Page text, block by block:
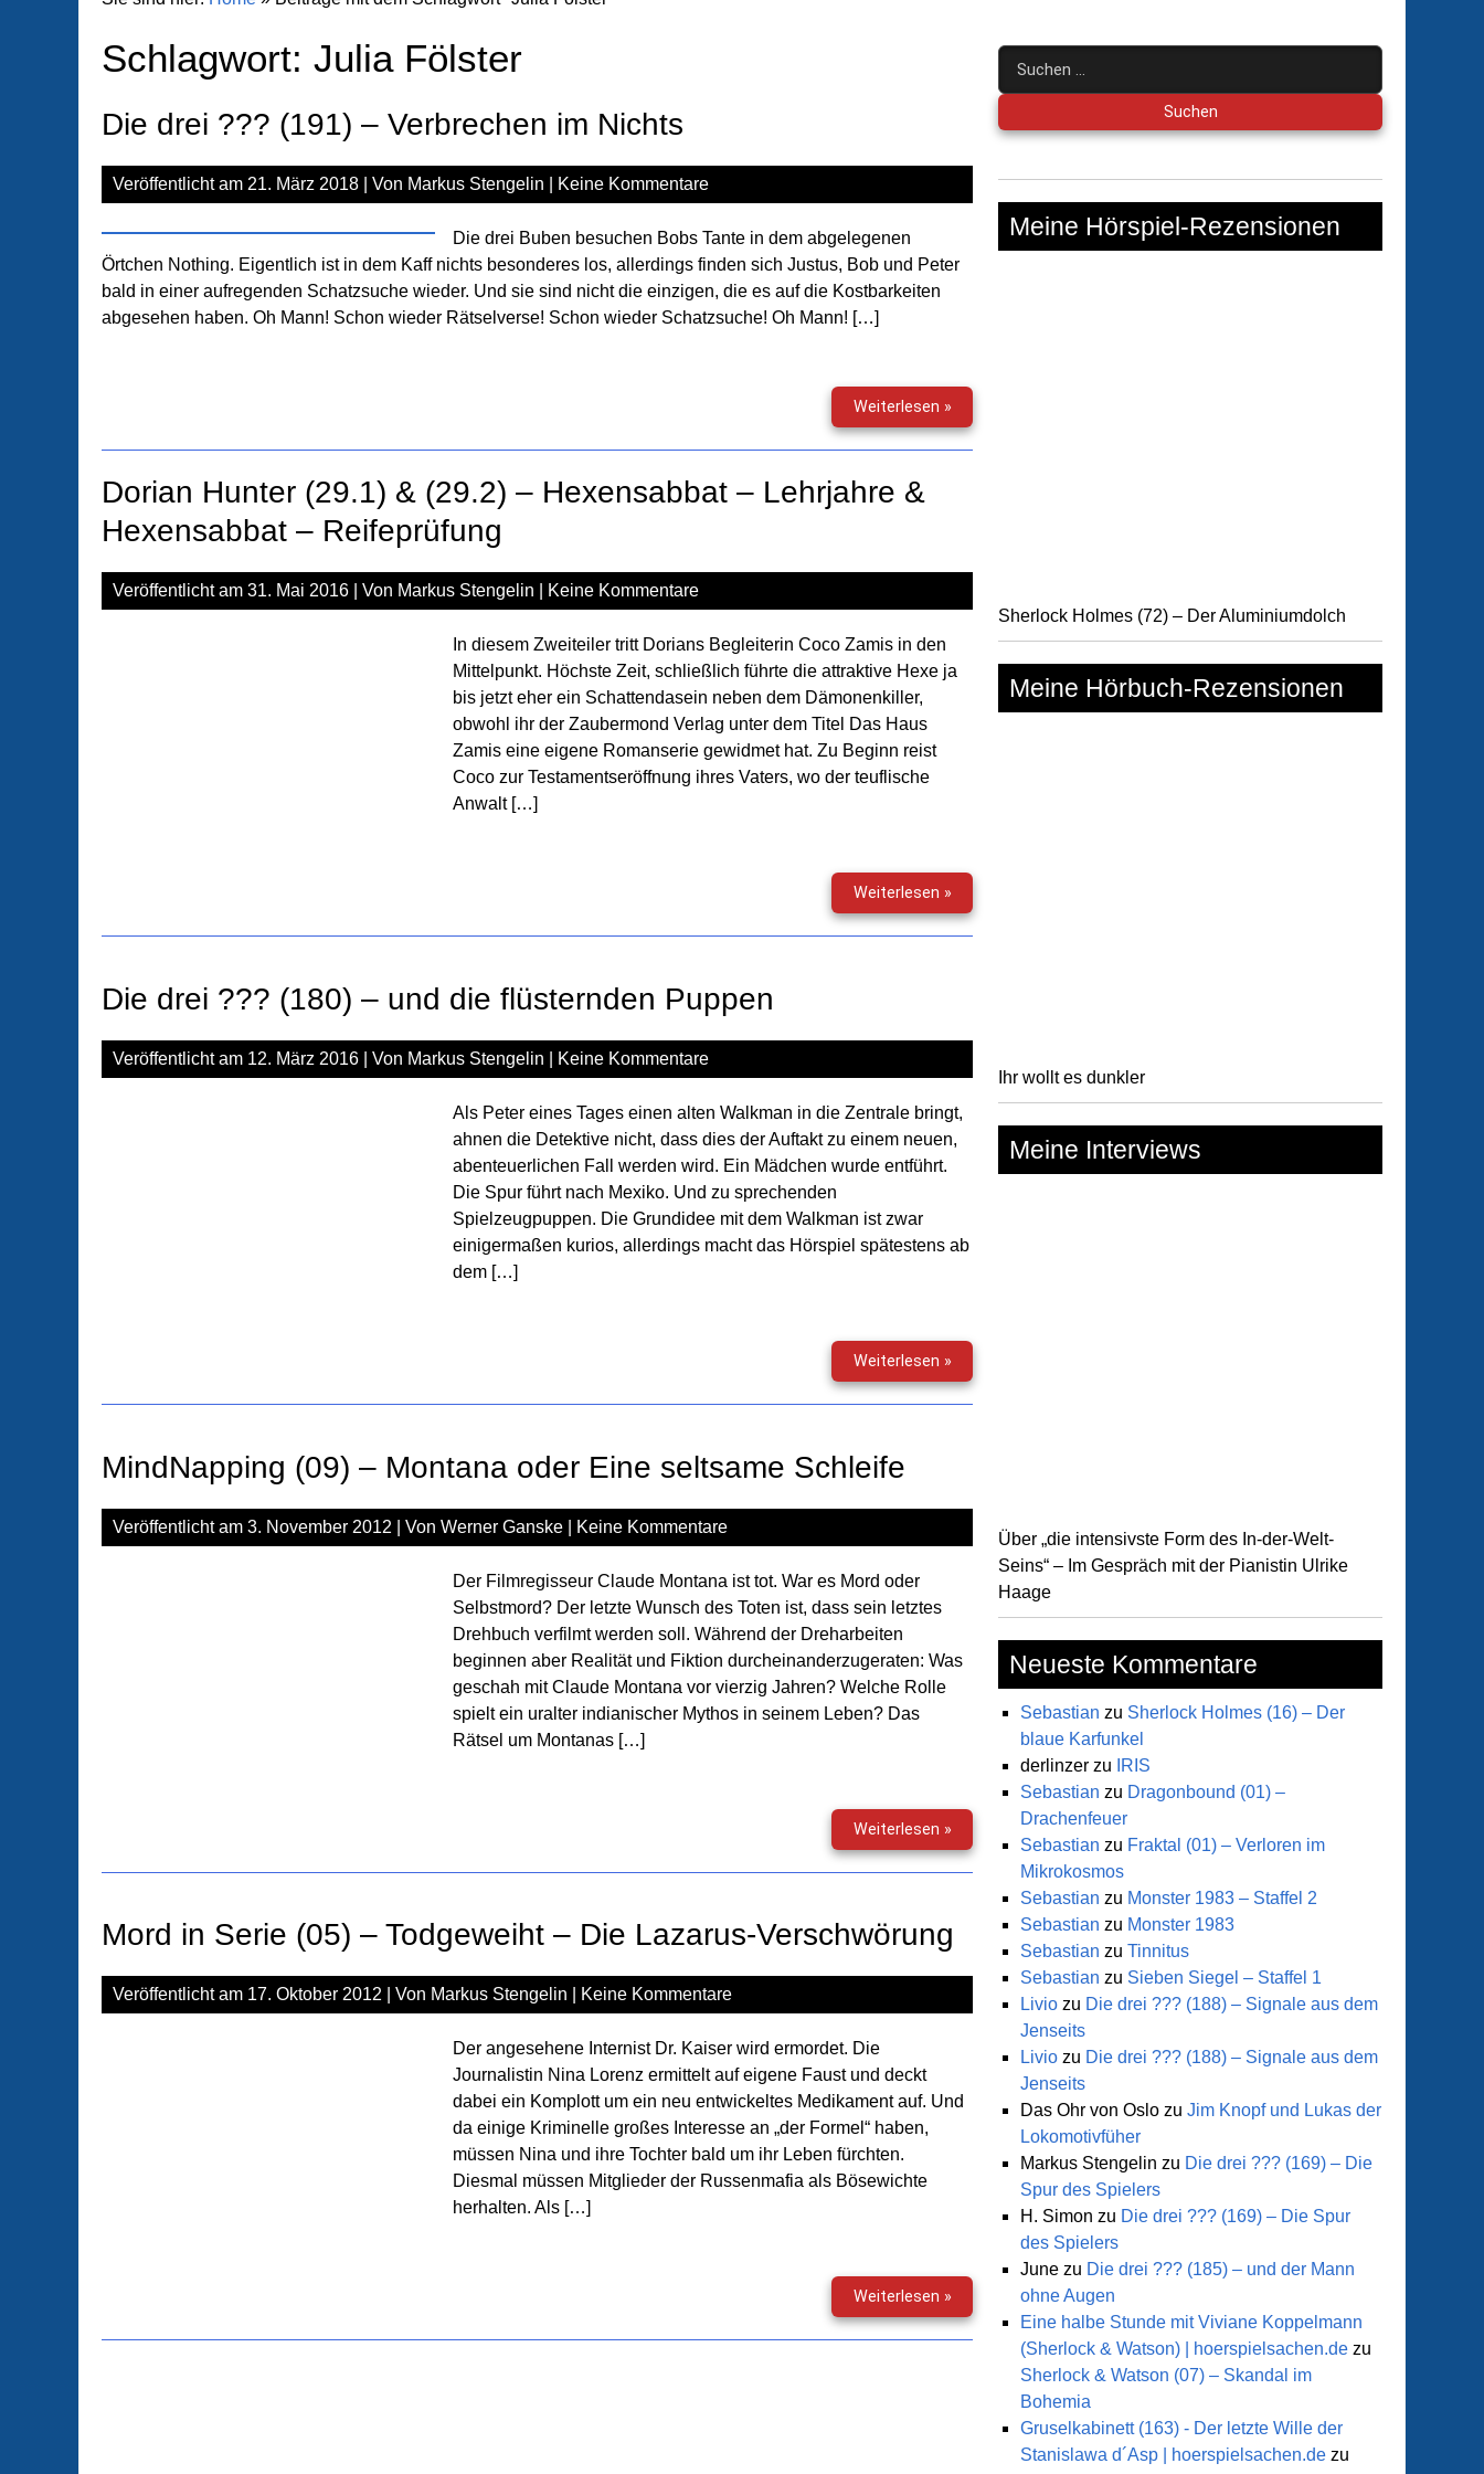
Schlagwort: Julia Fölster
Die drei ??? (191) – Verbrechen im Nichts
Veröffentlicht am 21. März 2018 | Von Markus Stengelin Keine Kommentare
Die drei Buben besuchen Bobs Tante in dem abgelegenen
Örtchen Nothing. Eigentlich ist in dem Kaff nichts besonderes los, allerdings finden sich Justus, Bob und Peter
bald in einer aufregenden Schatzsuche wieder. Und sie sind nicht die einzigen, die es auf die Kostbarkeiten
abgesehen haben. Oh Mann! Schon wieder Rätselverse! Schon wieder Schatzsuche! Oh Mann! […]
Weiterlesen »Die
drei
???
Nichts
Dorian Hunter (29.1) & (29.2) – Hexensabbat – Lehrjahre &
Hexensabbat – Reifeprüfung
Veröffentlicht am 31. Mai 2016 | Von Markus Stengelin Keine Kommentare
In diesem Zweiteiler tritt Dorians Begleiterin Coco Zamis in den
Mittelpunkt. Höchste Zeit, schließlich führte die attraktive Hexe ja
bis jetzt eher ein Schattendasein neben dem Dämonenkiller,
obwohl ihr der Zaubermond Verlag unter dem Titel Das Haus
Zamis eine eigene Romanserie gewidmet hat. Zu Beginn reist
Coco zur Testamentseröffnung ihres Vaters, wo der teuflische
Anwalt […]
Weiterlesen »Dorian
Hunter
(29.1)
Lehrjahre
Hexensabbat
–
Reifeprüfung
Die drei ??? (180) – und die flüsternden Puppen
Veröffentlicht am 12. März 2016 | Von Markus Stengelin Keine Kommentare
Als Peter eines Tages einen alten Walkman in die Zentrale bringt,
ahnen die Detektive nicht, dass dies der Auftakt zu einem neuen,
abenteuerlichen Fall werden wird. Ein Mädchen wurde entführt.
Die Spur führt nach Mexiko. Und zu sprechenden
Spielzeugpuppen. Die Grundidee mit dem Walkman ist zwar
einigermaßen kurios, allerdings macht das Hörspiel spätestens ab
dem […]
Weiterlesen »Die
drei
???
Puppen
MindNapping (09) – Montana oder Eine seltsame Schleife
Veröffentlicht am 3. November 2012 | Von Werner Ganske Keine Kommentare
Der Filmregisseur Claude Montana ist tot. War es Mord oder
Selbstmord? Der letzte Wunsch des Toten ist, dass sein letztes
Drehbuch verfilmt werden soll. Während der Dreharbeiten
beginnen aber Realität und Fiktion durcheinanderzugeraten: Was
geschah mit Claude Montana vor vierzig Jahren? Welche Rolle
spielt ein uralter indianischer Mythos in seinem Leben? Das
Rätsel um Montanas […]
Weiterlesen »MindNapping
(09)
–
Montana
Eine
Mord in Serie (05) – Todgeweiht – Die Lazarus-Verschwörung
Veröffentlicht am 17. Oktober 2012 | Von Markus Stengelin Keine Kommentare
Der angesehene Internist Dr. Kaiser wird ermordet. Die
Journalistin Nina Lorenz ermittelt auf eigene Faust und deckt
dabei ein Komplott um ein neu entwickeltes Medikament auf. Und
da einige Kriminelle großes Interesse an „der Formel“ haben,
müssen Nina und ihre Tochter bald um ihr Leben fürchten.
Diesmal müssen Mitglieder der Russenmafia als Bösewichte
herhalten. Als […]
Weiterlesen »Mord
in
Serie
Todgeweiht
Suchen
nach:
Meine Hörspiel-Rezensionen
Sherlock Holmes (72) – Der Aluminiumdolch
Meine Hörbuch-Rezensionen
Ihr wollt es dunkler
Meine Interviews
Über „die intensivste Form des In-der-Welt-
Seins“ – Im Gespräch mit der Pianistin Ulrike
Haage
Neueste Kommentare
Sebastian zu Sherlock Holmes (16) – Der
blaue Karfunkel
derlinzer zu
IRIS
Sebastian zu Dragonbound (01) –
Drachenfeuer
Sebastian zu Fraktal (01) – Verloren im
Mikrokosmos
Sebastian zu Monster 1983 – Staffel 2
Sebastian zu Monster 1983
Sebastian zu Tinnitus
Sebastian zu Sieben Siegel – Staffel 1
Livio zu Die drei ??? (188) – Signale aus dem
Jenseits
Livio zu Die drei ??? (188) – Signale aus dem
Jenseits
Das Ohr von Oslo zu Jim Knopf und Lukas der
Lokomotivfüher
Markus Stengelin zu Die drei ??? (169) – Die
Spur des Spielers
H. Simon zu Die drei ??? (169) – Die Spur
des Spielers
June zu Die drei ??? (185) – und der Mann
ohne Augen
Eine halbe Stunde mit Viviane Koppelmann
(Sherlock & Watson) | hoerspielsachen.de zu
Sherlock & Watson (07) – Skandal im
Bohemia
Gruselkabinett (163) - Der letzte Wille der
Stanislawa d´Asp | hoerspielsachen.de zu